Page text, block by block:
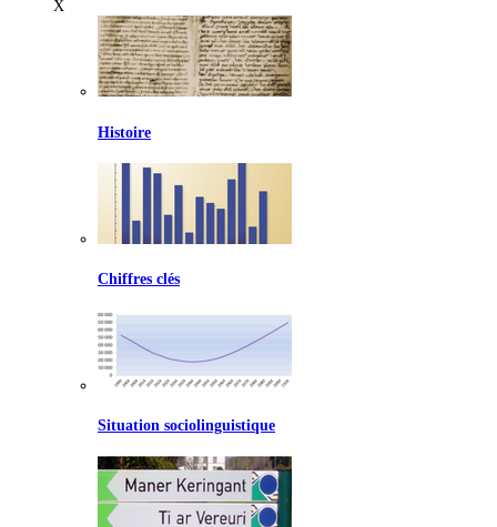
X
Histoire
Chiffres clés
Situation sociolinguistique